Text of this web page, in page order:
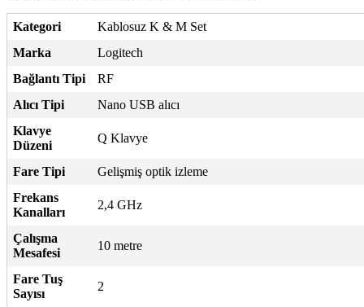
Kategori
Kablosuz K & M Set
Marka
Logitech
Bağlantı Tipi
RF
Alıcı Tipi
Nano USB alıcı
Klavye
Düzeni
Q Klavye
Fare Tipi
Gelişmiş optik izleme
Frekans
Kanalları
2,4 GHz
Çalışma
Mesafesi
10 metre
Fare Tuş
Sayısı
2